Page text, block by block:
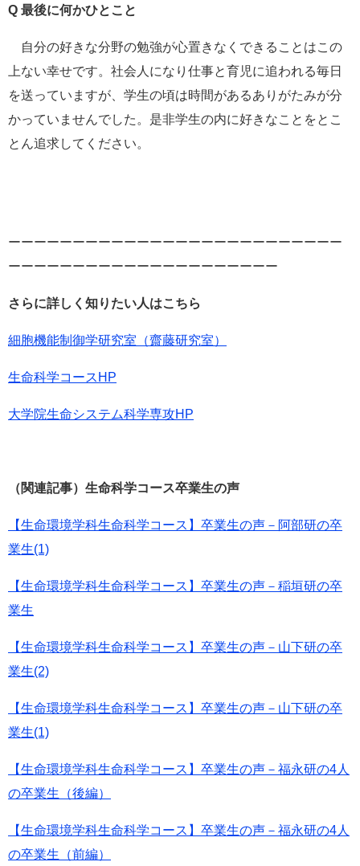
Q 最後に何かひとこと
自分の好きな分野の勉強が心置きなくできることはこの
上ない幸せです。社会人になり仕事と育児に追われる毎日
を送っていますが、学生の頃は時間があるありがたみが分
かっていませんでした。是非学生の内に好きなことをとこ
とん追求してください。
ーーーーーーーーーーーーーーーーーーーーーーーーーー
ーーーーーーーーーーーーーーーーーーーーー
さらに詳しく知りたい人はこちら
細胞機能制御学研究室（齋藤研究室）​
生命科学コースHP
大学院生命システム科学専攻HP
（関連記事）生命科学コース卒業生の声
【生命環境学科生命科学コース】卒業生の声－阿部研の卒
業生(1)
​【生命環境学科生命科学コース】卒業生の声－稲垣研の卒
業生
【生命環境学科生命科学コース】卒業生の声－山下研の卒
業生(2)​
【生命環境学科生命科学コース】卒業生の声－山下研の卒
業生(1)​
【生命環境学科生命科学コース】卒業生の声－福永研の4人
の卒業生（後編）
【生命環境学科生命科学コース】卒業生の声－福永研の4人
の卒業生（前編）​